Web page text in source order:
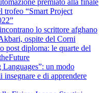
premiato alla finale
trofeo “Smart Project
lo scrittore afghano
ospite del Corni
post diploma: le quarte del
Languages”: un modo
insegnare e di apprendere